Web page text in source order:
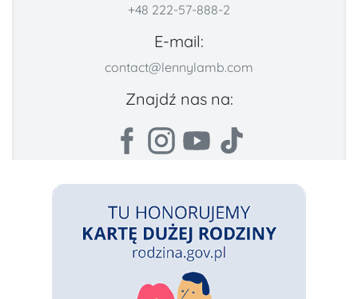
+48 222-57-888-2
E-mail:
contact@lennylamb.com
Znajdź nas na: